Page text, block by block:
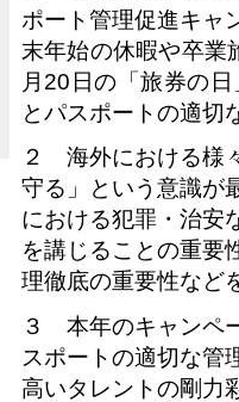
ポート管理促進キャ
末年始の休暇や卒業
月20日の「旅券の
とパスポートの適切
２ 海外における様
守る」という意識が
における犯罪・治安
を講じることの重要
理徹底の重要性など
３ 本年のキャンペ
スポートの適切な管
高いタレントの剛力